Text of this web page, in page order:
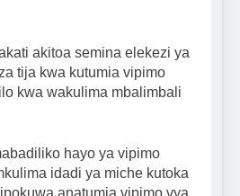
akitoa semina elekezi ya
tija kwa kutumia vipimo
kwa wakulima mbalimbali
hayo ya vipimo
idadi ya miche kutoka
anatumia vipimo vya